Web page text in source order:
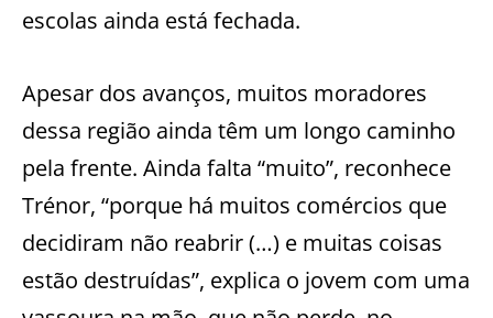
escolas ainda está fechada.
Apesar dos avanços, muitos moradores
dessa região ainda têm um longo caminho
pela frente. Ainda falta “muito”, reconhece
Trénor, “porque há muitos comércios que
decidiram não reabrir (…) e muitas coisas
estão destruídas”, explica o jovem com uma